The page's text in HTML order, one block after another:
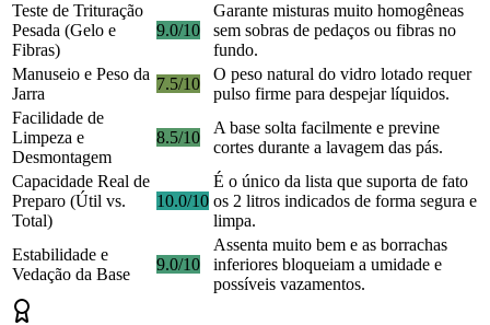
Teste de Trituração
Pesada (Gelo e
Fibras)
9.0/10
Garante misturas muito homogêneas
sem sobras de pedaços ou fibras no
fundo.
Manuseio e Peso da
Jarra
7.5/10
O peso natural do vidro lotado requer
pulso firme para despejar líquidos.
Facilidade de
Limpeza e
Desmontagem
8.5/10
A base solta facilmente e previne
cortes durante a lavagem das pás.
Capacidade Real de
Preparo (Útil vs.
Total)
10.0/10
É o único da lista que suporta de fato
os 2 litros indicados de forma segura e
limpa.
Estabilidade e
Vedação da Base
9.0/10
Assenta muito bem e as borrachas
inferiores bloqueiam a umidade e
possíveis vazamentos.